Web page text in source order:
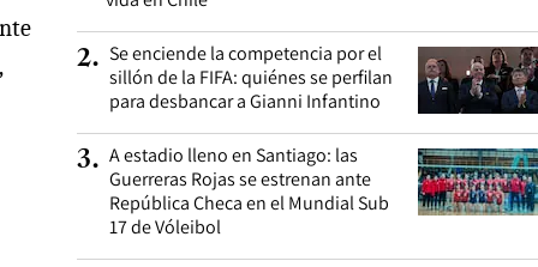
2. Se enciende la competencia por el
sillón de la FIFA: quiénes se perfilan
para desbancar a Gianni Infantino
3. A estadio lleno en Santiago: las
Guerreras Rojas se estrenan ante
República Checa en el Mundial Sub
17 de Vóleibol